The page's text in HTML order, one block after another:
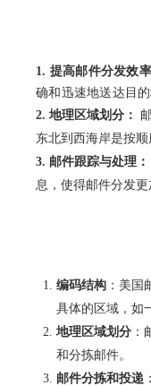
1. 提高邮件分发效率
确和迅速地送达目的
2. 地理区域划分：
东北到西海岸是按顺
3. 邮件跟踪与处理：
息，使得邮件分发更
编码结构 ：美
具体的区域，如
地理区域划分
和分拣邮件。
邮件分拣和投递